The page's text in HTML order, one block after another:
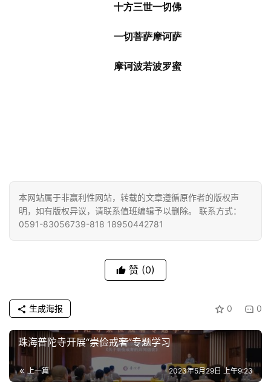
十方三世一切佛
一切菩萨摩诃萨
摩诃波若波罗蜜
本网站属于非赢利性网站，转载的文章遵循原作者的版权声
明，如有版权异议，请联系值班编辑予以删除。 联系方式：
0591-83056739-818 18950442781
赞 (0)
0 0
生成海报
珠海普陀寺开展“崇俭戒奢”专题学习
上一篇 2023年5月29日 上午9:23